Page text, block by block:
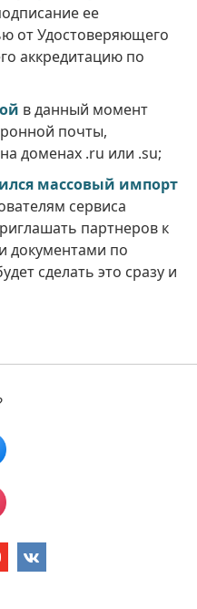
ее
от Удостоверяющего
аккредитацию по
в данный момент
почты,
доменах .ru или .su;
массовый импорт
сервиса
партнеров к
документами по
сделать это сразу и